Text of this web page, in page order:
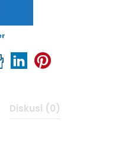
Diskusi (0)